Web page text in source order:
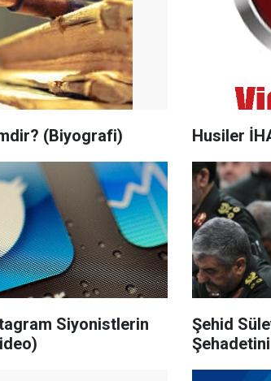
(Biyografi) Husiler
Siyonistlerin
Şehid